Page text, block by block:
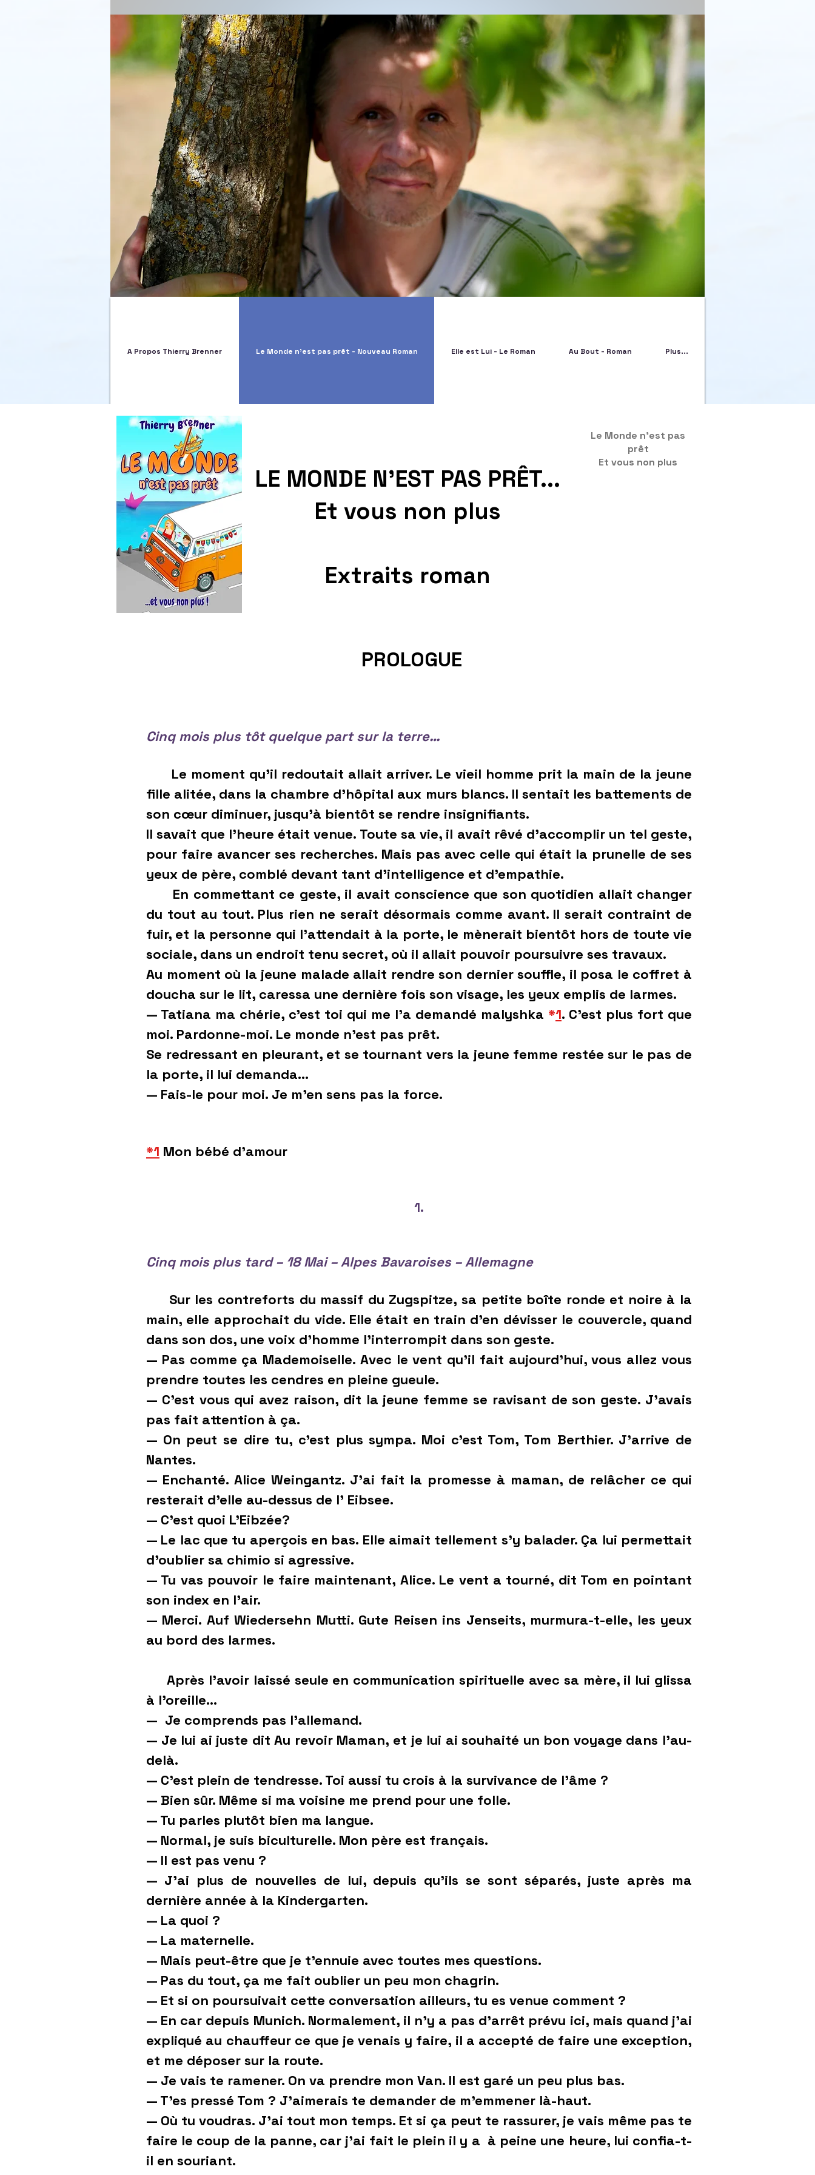
A Propos Thierry Brenner Le Monde n'est pas prêt - Nouveau Roman Elle est Lui - Le Roman Au Bout - Roman Plus...
LE MONDE N'EST PAS PRÊT...
Et vous non plus
Extraits roman
Le Monde n'est pas
prêt
Et vous non plus
PROLOGUE
Cinq mois plus tôt quelque part sur la terre…
Le moment qu’il redoutait allait arriver. Le vieil homme prit la main de la jeune
fille alitée, dans la chambre d’hôpital aux murs blancs. Il sentait les battements de
son cœur diminuer, jusqu’à bientôt se rendre insignifiants.
Il savait que l’heure était venue. Toute sa vie, il avait rêvé d’accomplir un tel geste,
pour faire avancer ses recherches. Mais pas avec celle qui était la prunelle de ses
yeux de père, comblé devant tant d’intelligence et d’empathie.
En commettant ce geste, il avait conscience que son quotidien allait changer
du tout au tout. Plus rien ne serait désormais comme avant. Il serait contraint de
fuir, et la personne qui l’attendait à la porte, le mènerait bientôt hors de toute vie
sociale, dans un endroit tenu secret, où il allait pouvoir poursuivre ses travaux.
Au moment où la jeune malade allait rendre son dernier souffle, il posa le coffret à
doucha sur le lit, caressa une dernière fois son visage, les yeux emplis de larmes.
— Tatiana ma chérie, c’est toi qui me l’a demandé malyshka *1. C’est plus fort que
moi. Pardonne-moi. Le monde n’est pas prêt.
Se redressant en pleurant, et se tournant vers la jeune femme restée sur le pas de
la porte, il lui demanda...
— Fais-le pour moi. Je m’en sens pas la force.
*1 Mon bébé d’amour
1.
Cinq mois plus tard – 18 Mai – Alpes Bavaroises – Allemagne
Sur les contreforts du massif du Zugspitze, sa petite boîte ronde et noire à la
main, elle approchait du vide. Elle était en train d’en dévisser le couvercle, quand
dans son dos, une voix d’homme l’interrompit dans son geste.
— Pas comme ça Mademoiselle. Avec le vent qu’il fait aujourd’hui, vous allez vous
prendre toutes les cendres en pleine gueule.
— C’est vous qui avez raison, dit la jeune femme se ravisant de son geste. J’avais
pas fait attention à ça.
— On peut se dire tu, c’est plus sympa. Moi c’est Tom, Tom Berthier. J’arrive de
Nantes.
— Enchanté. Alice Weingantz. J’ai fait la promesse à maman, de relâcher ce qui
resterait d’elle au-dessus de l’ Eibsee.
— C’est quoi L’Eibzée?
— Le lac que tu aperçois en bas. Elle aimait tellement s’y balader. Ça lui permettait
d’oublier sa chimio si agressive.
— Tu vas pouvoir le faire maintenant, Alice. Le vent a tourné, dit Tom en pointant
son index en l’air.
— Merci. Auf Wiedersehn Mutti. Gute Reisen ins Jenseits, murmura-t-elle, les yeux
au bord des larmes.
Après l’avoir laissé seule en communication spirituelle avec sa mère, il lui glissa
à l’oreille...
— Je comprends pas l’allemand.
— Je lui ai juste dit Au revoir Maman, et je lui ai souhaité un bon voyage dans l’au-
delà.
— C’est plein de tendresse. Toi aussi tu crois à la survivance de l’âme ?
— Bien sûr. Même si ma voisine me prend pour une folle.
— Tu parles plutôt bien ma langue.
— Normal, je suis biculturelle. Mon père est français.
— Il est pas venu ?
— J’ai plus de nouvelles de lui, depuis qu’ils se sont séparés, juste après ma
dernière année à la Kindergarten.
— La quoi ?
— La maternelle.
— Mais peut-être que je t’ennuie avec toutes mes questions.
— Pas du tout, ça me fait oublier un peu mon chagrin.
— Et si on poursuivait cette conversation ailleurs, tu es venue comment ?
— En car depuis Munich. Normalement, il n’y a pas d’arrêt prévu ici, mais quand j’ai
expliqué au chauffeur ce que je venais y faire, il a accepté de faire une exception,
et me déposer sur la route.
— Je vais te ramener. On va prendre mon Van. Il est garé un peu plus bas.
— T’es pressé Tom ? J’aimerais te demander de m’emmener là-haut.
— Où tu voudras. J’ai tout mon temps. Et si ça peut te rassurer, je vais même pas te
faire le coup de la panne, car j’ai fait le plein il y a à peine une heure, lui confia-t-
il en souriant.